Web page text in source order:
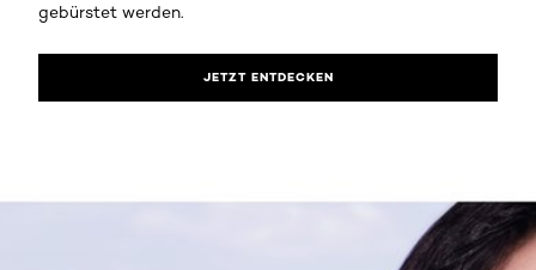
gebürstet werden.
JETZT ENTDECKEN